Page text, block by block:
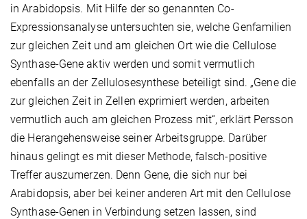
in Arabidopsis. Mit Hilfe der so genannten Co-
Expressionsanalyse untersuchten sie, welche Genfamilien
zur gleichen Zeit und am gleichen Ort wie die Cellulose
Synthase-Gene aktiv werden und somit vermutlich
ebenfalls an der Zellulosesynthese beteiligt sind. „Gene die
zur gleichen Zeit in Zellen exprimiert werden, arbeiten
vermutlich auch am gleichen Prozess mit“, erklärt Persson
die Herangehensweise seiner Arbeitsgruppe. Darüber
hinaus gelingt es mit dieser Methode, falsch-positive
Treffer auszumerzen. Denn Gene, die sich nur bei
Arabidopsis, aber bei keiner anderen Art mit den Cellulose
Synthase-Genen in Verbindung setzen lassen, sind